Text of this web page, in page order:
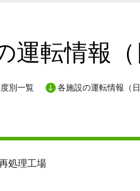
運転情報（
別一覧 各施設の運転情報（日
処理工場